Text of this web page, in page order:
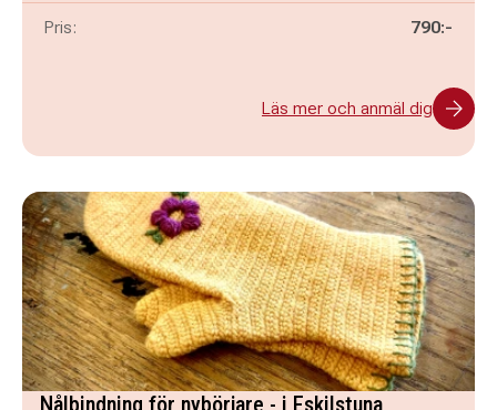
Pris: 790:-
Läs mer och anmäl dig
Nålbindning för nybörjare - i Eskilstuna